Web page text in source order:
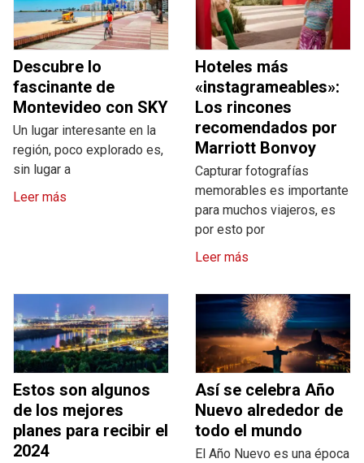
Descubre lo
fascinante de
Montevideo con SKY
Un lugar interesante en la
región, poco explorado es,
sin lugar a
Leer más
Hoteles más
«instagrameables»:
Los rincones
recomendados por
Marriott Bonvoy
Capturar fotografías
memorables es importante
para muchos viajeros, es
por esto por
Leer más
Estos son algunos
de los mejores
planes para recibir el
2024
Así se celebra Año
Nuevo alrededor de
todo el mundo
El Año Nuevo es una época